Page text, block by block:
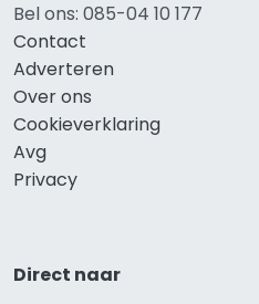
Bel ons: 085-04 10 177
Contact
Adverteren
Over ons
Cookieverklaring
Avg
Privacy
Direct naar